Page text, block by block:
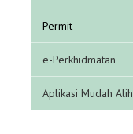
Permit
e-Perkhidmatan
Aplikasi Mudah Alih